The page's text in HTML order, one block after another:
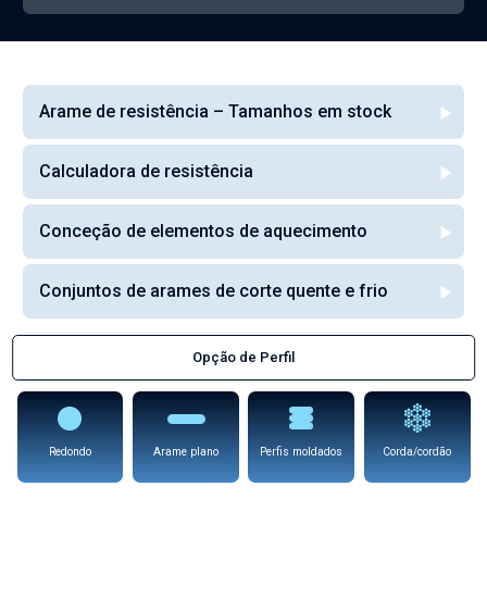
Arame de resistência – Tamanhos em stock
Calculadora de resistência
Conceção de elementos de aquecimento
Conjuntos de arames de corte quente e frio
Opção de Perfil
Redondo Arame plano Perfis moldados Corda/cordão